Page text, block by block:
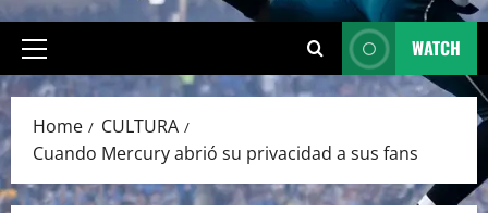
Primary
Menu
WATCH
Home
CULTURA
Cuando Mercury abrió su privacidad a sus fans